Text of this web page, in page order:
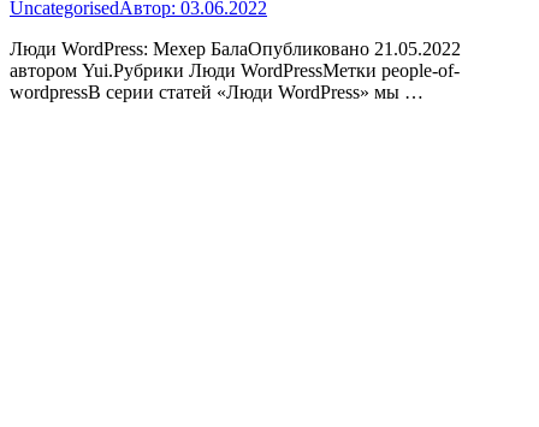
UncategorisedАвтор: 03.06.2022
Люди WordPress: Мехер БалаОпубликовано 21.05.2022
автором Yui.Рубрики Люди WordPressМетки people-of-
wordpressВ серии статей «Люди WordPress» мы …